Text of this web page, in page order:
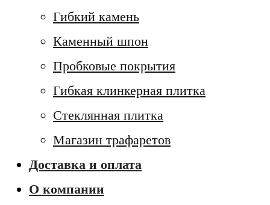
Гибкий камень
Каменный шпон
Пробковые покрытия
Гибкая клинкерная плитка
Стеклянная плитка
Магазин трафаретов
Доставка и оплата
О компании